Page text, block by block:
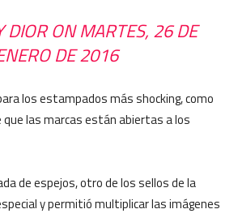
DIORONMARTES, 26 DE
DE 2016
los estampados más shocking, como
las marcas están abiertas a los
de espejos, otro de los sellos de la
y permitió multiplicar las imágenes